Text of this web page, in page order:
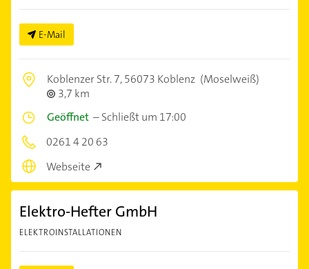
E-Mail
Koblenzer Str. 7,56073 Koblenz (Moselweiß)
3,7 km
Geöffnet –Schließt um 17:00
0261 4 20 63
Webseite
Elektro-Hefter GmbH
ELEKTROINSTALLATIONEN